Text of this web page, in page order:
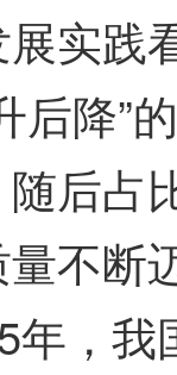
实践
后降”
后占
不断
年，